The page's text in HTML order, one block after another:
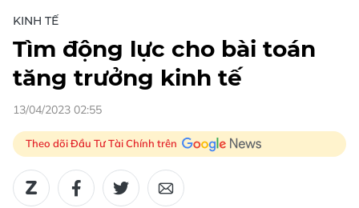
KINH TẾ
Tìm động lực cho bài toán
tăng trưởng kinh tế
13/04/2023 02:55
Theo dõi Đầu Tư Tài Chính trên